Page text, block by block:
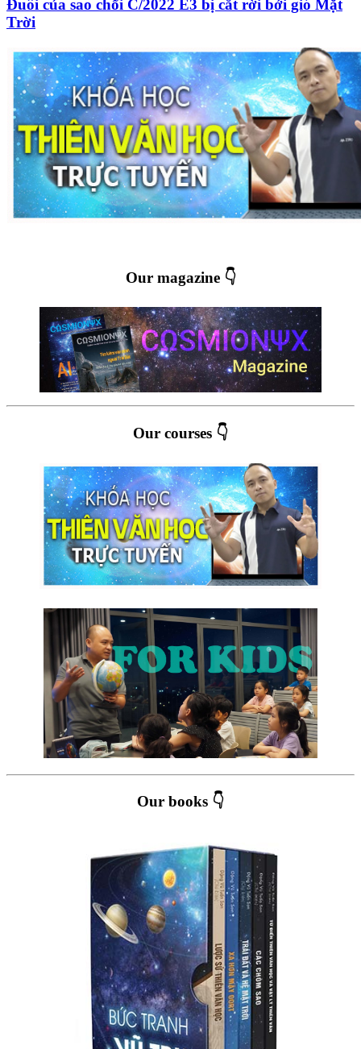
Đuôi của sao chổi C/2022 E3 bị cắt rời bởi gió Mặt
Trời
Our magazine 👇
Our courses 👇
Our books 👇